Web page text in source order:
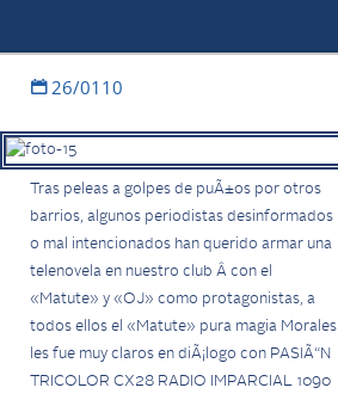
26/0110
Tras peleas a golpes de puÃ±os por otros
barrios, algunos periodistas desinformados
o mal intencionados han querido armar una
telenovela en nuestro club Â con el
«Matute» y «OJ» como protagonistas, a
todos ellos el «Matute» pura magia Morales
les fue muy claros en diÃ¡logo con PASIÃ“N
TRICOLOR CX28 RADIO IMPARCIAL 1090